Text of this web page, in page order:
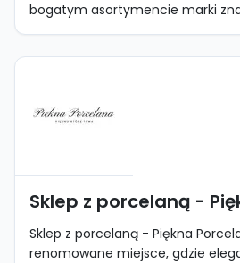
bogatym asortymencie marki
Sklep z porcelaną -
Sklep z porcelaną - Piękna
renomowane miejsce, gdzie